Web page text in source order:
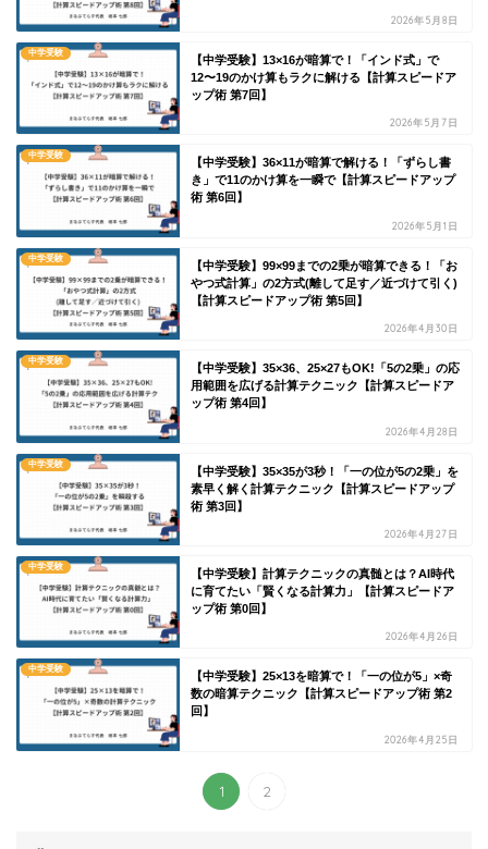
2026年5月8日
中学受験
【中学受験】13×16が暗算で！「インド式」で
12〜19のかけ算もラクに解ける【計算スピードア
ップ術 第7回】
2026年5月7日
中学受験
【中学受験】36×11が暗算で解ける！「ずらし書
き」で11のかけ算を一瞬で【計算スピードアップ
術 第6回】
2026年5月1日
中学受験
【中学受験】99×99までの2乗が暗算できる！「お
やつ式計算」の2方式(離して足す／近づけて引く)
【計算スピードアップ術 第5回】
2026年4月30日
中学受験
【中学受験】35×36、25×27もOK!「5の2乗」の応
用範囲を広げる計算テクニック【計算スピードア
ップ術 第4回】
2026年4月28日
中学受験
【中学受験】35×35が3秒！「一の位が5の2乗」を
素早く解く計算テクニック【計算スピードアップ
術 第3回】
2026年4月27日
中学受験
【中学受験】計算テクニックの真髄とは？AI時代
に育てたい「賢くなる計算力」【計算スピードア
ップ術 第0回】
2026年4月26日
中学受験
【中学受験】25×13を暗算で！「一の位が5」×奇
数の暗算テクニック【計算スピードアップ術 第2
回】
2026年4月25日
1 2